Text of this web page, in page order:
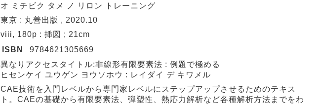
オ ミチビク タメ ノ リロン トレーニング
東京 : 丸善出版 , 2020.10
viii, 180p : 挿図 ; 21cm
ISBN
9784621305669
異なりアクセスタイトル:非線形有限要素法 : 例題で極める
ヒセンケイ ユウゲン ヨウソホウ : レイダイ デ キワメル
CAE技術を入門レベルから専門家レベルにステップアップさせるためのテキス
ト。CAEの基礎から有限要素法、弾塑性、熱応力解析など各種解析方法までをわ